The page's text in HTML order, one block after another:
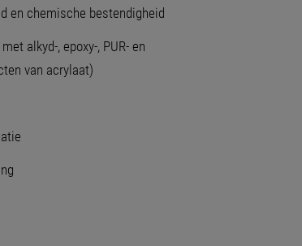
en chemische bestendigheid
alkyd-, epoxy-, PUR- en
van acrylaat)